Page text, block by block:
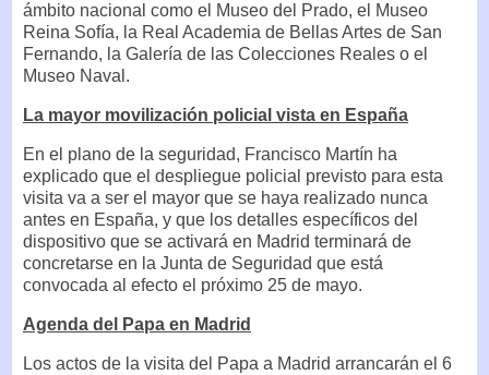
ámbito nacional como el Museo del Prado, el Museo
Reina Sofía, la Real Academia de Bellas Artes de San
Fernando, la Galería de las Colecciones Reales o el
Museo Naval.
La mayor movilización policial vista en España
En el plano de la seguridad, Francisco Martín ha
explicado que el despliegue policial previsto para esta
visita va a ser el mayor que se haya realizado nunca
antes en España, y que los detalles específicos del
dispositivo que se activará en Madrid terminará de
concretarse en la Junta de Seguridad que está
convocada al efecto el próximo 25 de mayo.
Agenda del Papa en Madrid
Los actos de la visita del Papa a Madrid arrancarán el 6